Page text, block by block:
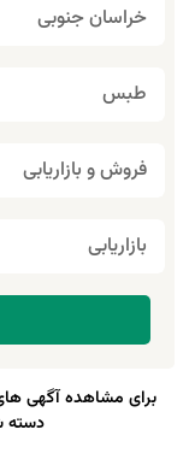
برای مشاهده آگهی
دسته